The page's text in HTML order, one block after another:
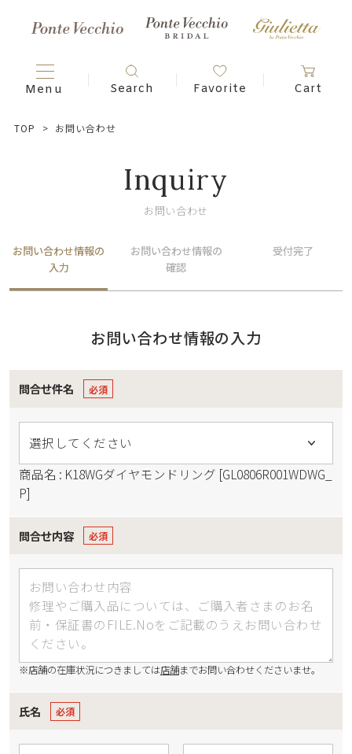
TOP お問い合わせ
Inquiry
お問い合わせ
お問い合わせ情報の
入力
お問い合わせ情報の
確認
受付完了
お問い合わせ情報の入力
問合せ件名
商品名 : K18WGダイヤモンドリング [GL0806R001WDWG_
P]
問合せ内容
※店舗の在庫状況につきましては店舗までお問い合わせくださいませ。
氏名